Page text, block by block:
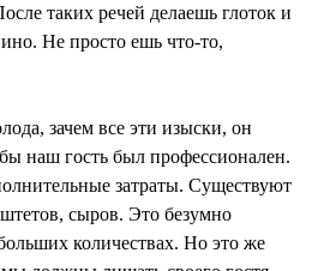
таких речей делаешь глоток и
Не просто ешь что-то,
зачем все эти изыски, он
наш гость был профессионален.
затраты. Существуют
сыров. Это безумно
количествах. Но это же